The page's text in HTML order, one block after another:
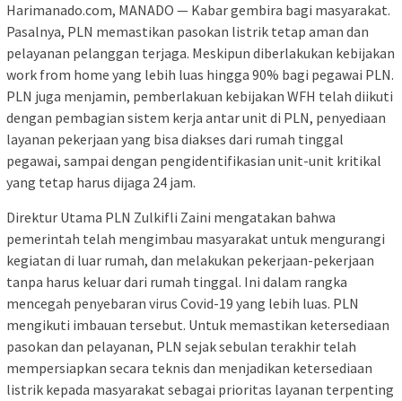
Harimanado.com, MANADO — Kabar gembira bagi masyarakat.
Pasalnya, PLN memastikan pasokan listrik tetap aman dan
pelayanan pelanggan terjaga. Meskipun diberlakukan kebijakan
work from home yang lebih luas hingga 90% bagi pegawai PLN.
PLN juga menjamin, pemberlakuan kebijakan WFH telah diikuti
dengan pembagian sistem kerja antar unit di PLN, penyediaan
layanan pekerjaan yang bisa diakses dari rumah tinggal
pegawai, sampai dengan pengidentifikasian unit-unit kritikal
yang tetap harus dijaga 24 jam.
Direktur Utama PLN Zulkifli Zaini mengatakan bahwa
pemerintah telah mengimbau masyarakat untuk mengurangi
kegiatan di luar rumah, dan melakukan pekerjaan-pekerjaan
tanpa harus keluar dari rumah tinggal. Ini dalam rangka
mencegah penyebaran virus Covid-19 yang lebih luas. PLN
mengikuti imbauan tersebut. Untuk memastikan ketersediaan
pasokan dan pelayanan, PLN sejak sebulan terakhir telah
mempersiapkan secara teknis dan menjadikan ketersediaan
listrik kepada masyarakat sebagai prioritas layanan terpenting